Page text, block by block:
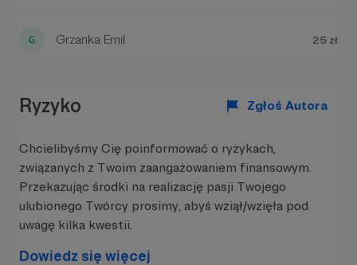
Grzanka Emil 25 zł
Ryzyko Zgłoś Autora
Chcielibyśmy Cię poinformować o ryzykach,
związanych z Twoim zaangażowaniem finansowym.
Przekazując środki na realizację pasji Twojego
ulubionego Twórcy prosimy, abyś wziął/wzięła pod
uwagę kilka kwestii.
Dowiedz się więcej